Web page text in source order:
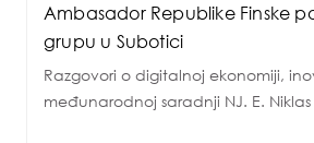
Ambasador Republike Finske
grupu u Subotici
Razgovori o digitalnoj ekonomiji,
međunarodnoj saradnji NJ. E. Niklas